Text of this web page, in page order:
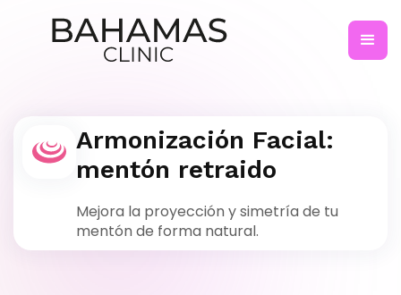
Armonización Facial:
mentón retraido
Mejora la proyección y simetría de tu
mentón de forma natural.